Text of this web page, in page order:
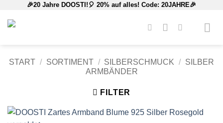
Inhalt
🎉20 Jahre DOOSTI!🎈 20% auf alles! Code: 20JAHRE🎉
START / SORTIMENT / SILBERSCHMUCK / SILBER
ARMBÄNDER
FILTER